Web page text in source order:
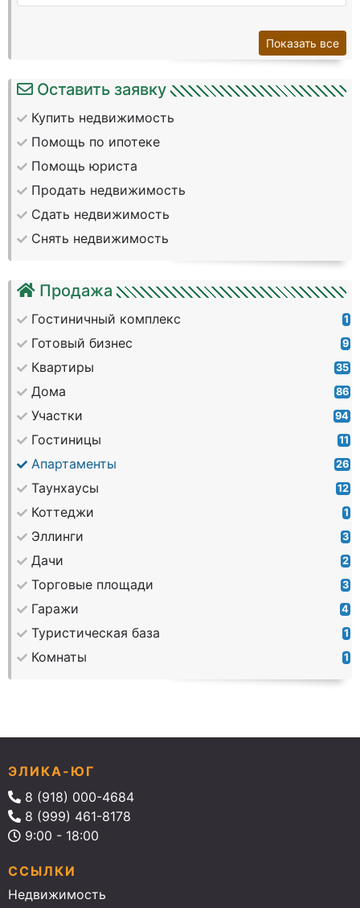
Оставить заявку
Купить недвижимость
Помощь по ипотеке
Помощь юриста
Продать недвижимость
Сдать недвижимость
Снять недвижимость
Продажа
Гостиничный комплекс 1
Готовый бизнес 9
Квартиры 35
Дома 86
Участки 94
Гостиницы 11
Апартаменты 26
Таунхаусы 12
Коттеджи 1
Эллинги 3
Дачи 2
Торговые площади 3
Гаражи 4
Туристическая база 1
Комнаты 1
Показать все
ЭЛИКА-ЮГ
8 (918) 000-4684
8 (999) 461-8178
9:00 - 18:00
ССЫЛКИ
Недвижимость